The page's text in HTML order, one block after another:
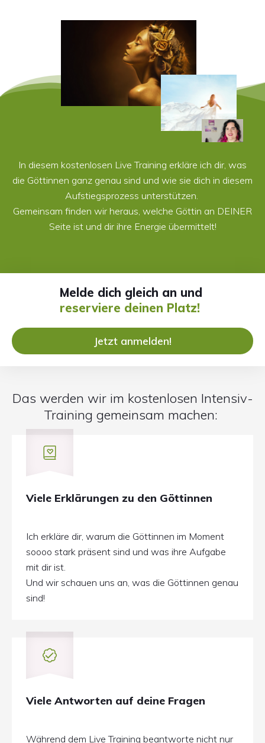
In diesem kostenlosen Live Training erkläre ich dir, was
die Göttinnen ganz genau sind und wie sie dich in diesem
Aufstiegsprozess unterstützen.
Gemeinsam finden wir heraus, welche Göttin an DEINER
Seite ist und dir ihre Energie übermittelt!
Melde dich gleich an und
reserviere deinen Platz!
Jetzt anmelden!
Das werden wir im kostenlosen Intensiv-
Training gemeinsam machen:
Viele Erklärungen zu den Göttinnen
Ich erkläre dir, warum die Göttinnen im Moment
soooo stark präsent sind und was ihre Aufgabe
mit dir ist.
Und wir schauen uns an, was die Göttinnen genau
sind!
Viele Antworten auf deine Fragen
Während dem Live Training beantworte nicht nur